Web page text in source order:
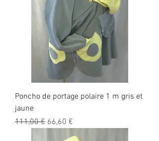
Poncho de portage polaire 1 m gris et
jaune
Prix original
111,00 € Prix promotionnel
66,60 €